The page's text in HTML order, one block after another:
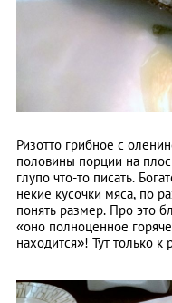
Ризотто грибное с
половины порции на
глупо что-то писать.
некие кусочки мяса, по
понять размер. Про это
«оно полноценное
находится»! Тут только